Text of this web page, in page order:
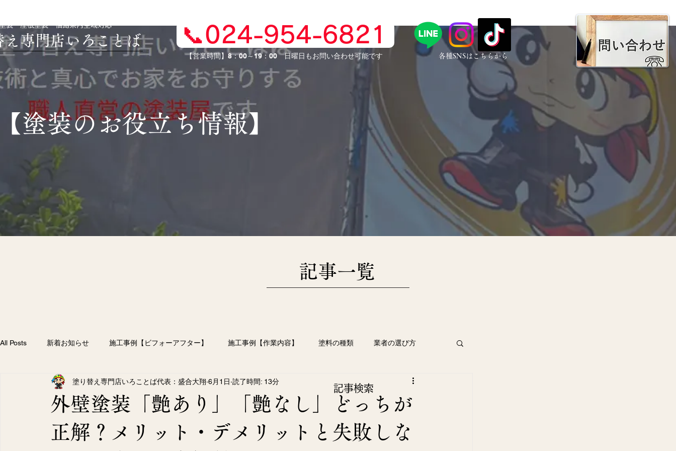
装・屋根塗装 福島県内全域対応
え専門店いろことば 📞024-954-6821
​【営業時間】8：00～19：00 日曜日もお問い合わせ可能です ​各種SNSはこちらから
塗装のお役立ち情報】
​記事一覧
258件の記事
207件の記事
10件の記事
All Posts 新着お知らせ 施工事例【ビフォーアフター】 施工事例【作業内容】 塗料の種類 業者の選び方
付帯部塗装 防水工事 外壁塗装 屋根塗装 塗装工事の豆知識 画像日記
外壁塗装「艶あり」「艶なし」どっちが
正解？メリット・デメリットと失敗しな
塗り替え専門店いろことば代表：盛合大翔 6月1日 読了時間: 13分
​記事検索